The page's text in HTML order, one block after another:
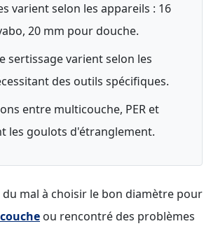
varient selon les appareils : 16
20 mm pour douche.
sertissage varient selon les
des outils spécifiques.
entre multicouche, PER et
les goulots d'étranglement.
du mal à choisir le bon diamètre pour
ou rencontré des problèmes